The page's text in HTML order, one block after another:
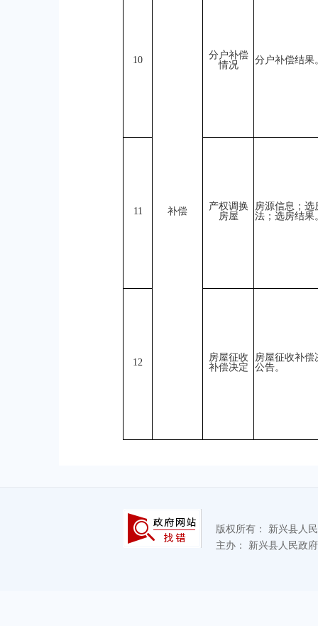
10
补偿
分户补偿
情况
分户补偿结果
11
产权调换
房屋
房源信息；选
法；选房结果
12
房屋征收
补偿决定
房屋征收补偿
公告。
版权所有： 新兴县人
主办： 新兴县人民政